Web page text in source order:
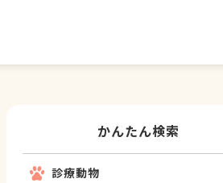
かんたん検索
診療動物